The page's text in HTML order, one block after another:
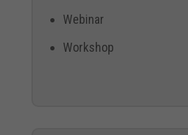
Webinar
Workshop